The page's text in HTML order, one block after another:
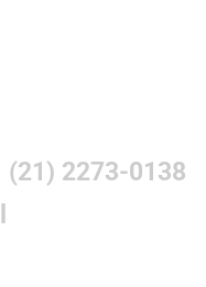
(21) 2273-0138